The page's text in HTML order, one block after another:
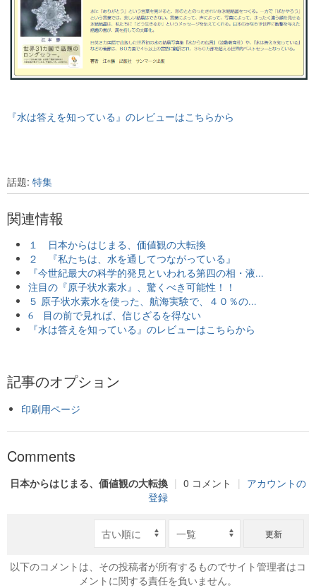
『水は答えを知っている』のレビューはこちらから
話題: 特集
関連情報
１ 日本からはじまる、価値観の大転換
２ 『私たちは、水を通してつながっている』
『今世紀最大の科学的発見といわれる第四の相・液...
注目の『原子状水素水』、驚くべき可能性！！
５ 原子状水素水を使った、航海実験で、４０％の...
6 目の前で見れば、信じざるを得ない
『水は答えを知っている』のレビューはこちらから
記事のオプション
印刷用ページ
Comments
日本からはじまる、価値観の大転換 | 0 コメント | アカウントの
登録
更新
以下のコメントは、その投稿者が所有するものでサイト管理者はコ
メントに関する責任を負いません。